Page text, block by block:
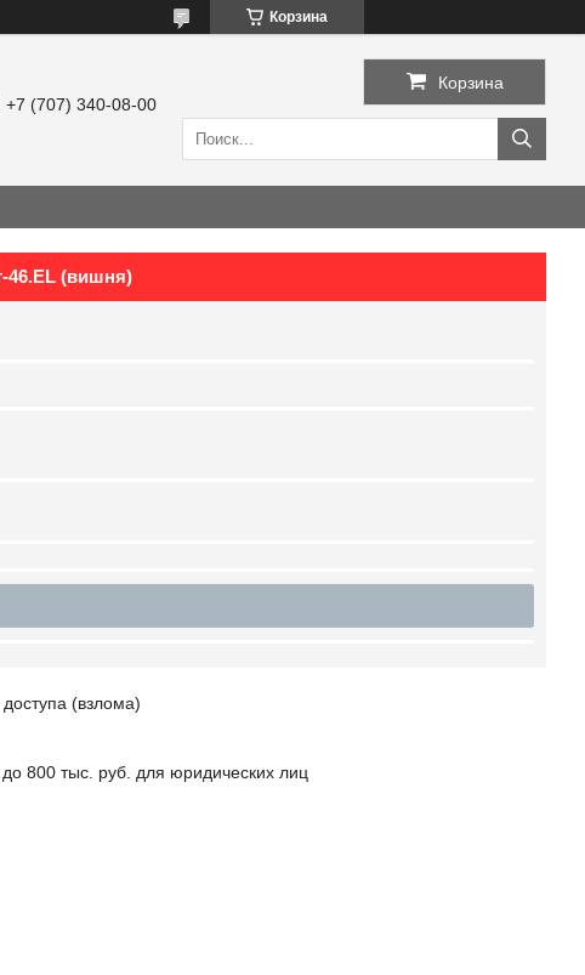
Корзина
+7 (707) 340-08-00
Корзина
46.EL (вишня)
(взлома)
800 тыс. руб. для юридических лиц